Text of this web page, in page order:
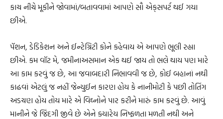
કાચ નીચે મૂકીને જોવામાં/બતાવવામાં આપણે સૌ એક્‌સપર્ટ થઈ ગયા
છીએ.
પૅશન, ડેડિકેશન અને ઈન્ટેગ્રિટી કોને કહેવાય એ આપણે ભૂલી રહ્યા
છીએ. કમ વૉટ મે, જમીનાઅસમાન એક થઈ જાય તો ભલે થાય પણ મારે
આ કામ કરવું જ છે, આ જવાબદારી નિભાવવી જ છે, કોઈ બહાનાં નથી
કાઢવાં એટલું જ નહીં જેન્યુઈન કારણ હોય કે નાનીમોટી કે પછી તોતિંગ
અડચણ હોય તોય મારે એ વિઘ્નોને પાર કરીને મારું કામ કરવું છે. આવું
માનીને જે જિંદગી જીવે છે એને ક્યારેય નિષ્ફળતા મળતી નથી અને